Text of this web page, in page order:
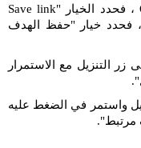
التنزيل. إذا كنت تستخدم Google Chrome ، فحدد الخيار "Save link
as...". إذا كنت تستخدم Mozilla FireFox ، فحدد خيار "حفظ الهدف
زر التنزيل مع الاستمرار
واستمر في الضغط عليه
مرتبط".